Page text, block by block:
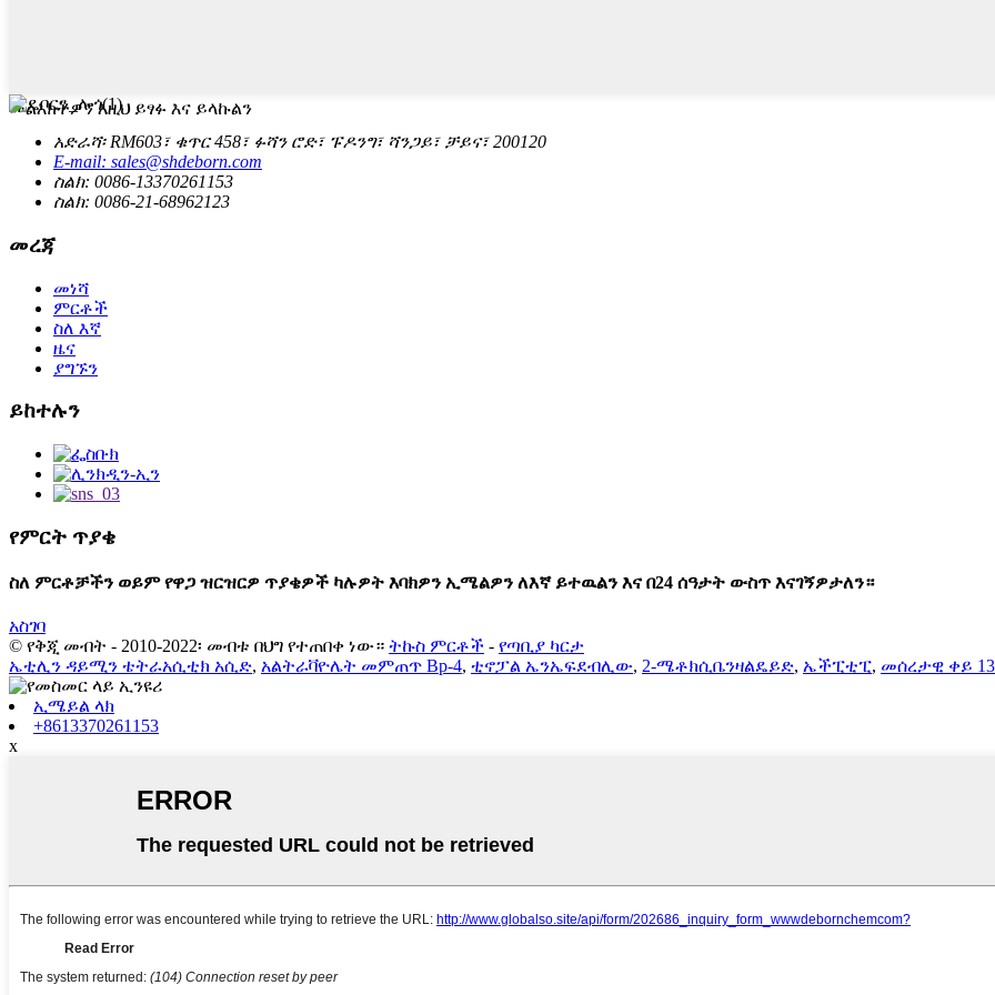
መልእክትዎን እዚህ ይፃፉ እና ይላኩልን
አድራሻ፡ RM603፣ ቁጥር 458፣ ፉሻን ሮድ፣ ፑዶንግ፣ ሻንጋይ፣ ቻይና፣ 200120
E-mail: sales@shdeborn.com
ስልክ: 0086-13370261153
ስልክ: 0086-21-68962123
መረጃ
መነሻ
ምርቶች
ስለ እኛ
ዜና
ያግኙን
ይከተሉን
የምርት ጥያቄ
ስለ ምርቶቻችን ወይም የዋጋ ዝርዝርዎ ጥያቄዎች ካሉዎት እባክዎን ኢሜልዎን ለእኛ ይተዉልን እና በ24 ሰዓታት ውስጥ እናገኝዎታለን።
አስገባ
© የቅጂ መብት - 2010-2022፡ መብቱ በህግ የተጠበቀ ነው። ትኩስ ምርቶች - የጣቢያ ካርታ
ኤቲሊን ዳይሚን ቴትራአሲቲክ አሲድ, አልትራቫዮሌት መምጠጥ Bp-4, ቲኖፓል ኤንኤፍደብሊው, 2-ሜቶክሲቤንዛልዴይድ, ኤችፒቲፒ, መሰረታዊ ቀይ 13
ኢሜይል ላክ
+8613370261153
x